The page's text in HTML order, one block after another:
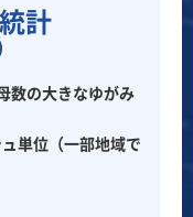
計
数の大きなゆがみ
単位（一部地域で